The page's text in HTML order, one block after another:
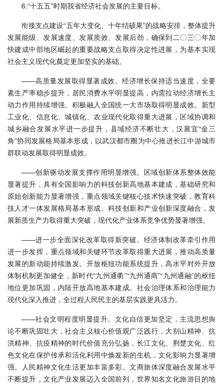
6.“十五五”时期我省经济社会发展的主要目标。
衔接支点建设“五年大变化、十年结硕果”的战略安排，整体提升
发展能级、发展速度、发展质效、发展后劲，确保到二〇三〇年加
快建成中部地区崛起的重要战略支点取得决定性进展，为基本实现
社会主义现代化奠定更加坚实的基础。
——高质量发展取得显著成效。经济增长保持适当速度，全要
素生产率稳步提升，居民消费水平明显提高，内需拉动经济增长主
动力作用持续增强。积极融入全国统一大市场取得明显成效。新型
工业化、信息化、城镇化、农业现代化取得重大进展，区域协调和
城乡融合发展水平进一步提升，县域经济不断壮大，汉襄宜“金三
角”协同发展格局基本形成，以武汉都市圈为中心推进长江中游城市
群联动发展取得明显成效。
——创新驱动发展支撑作用明显增强。区域创新体系整体效能
显著提升，具有全国影响力的科技创新高地基本建成，基础研究和
原始创新能力显著增强，重点领域关键核心技术快速突破，教育科
技人才一体发展格局基本形成。科技创新和产业创新深度融合，发
展新质生产力取得重大突破，现代化产业体系竞争优势显著增强。
——进一步全面深化改革取得新突破。经济体制改革牵引作用
进一步发挥，重点领域和关键环节改革取得重大进展，推动高质量
发展的新动能持续激发。开放枢纽功能系统提升，高水平对外开放
体制机制更加健全，新时代“九州通衢”“九州通商”“九州通融”的枢纽
地位更加巩固，内陆开放高地基本建成。社会治理体系和治理能力
现代化深入推进，全过程人民民主的基层实践更具活力。
——社会文明程度明显提升。文化自信更加坚定，主流思想舆
论不断巩固壮大，社会主义核心价值观广泛践行，大别山精神、抗
洪精神、抗疫精神的时代价值充分弘扬，长江文化、荆楚文化、红
色文化在保护传承和活化利用中焕发新的生机，文化影响力显著增
强。人民精神文化生活更加丰富多彩。文商旅体深度融合发展水平
不断提升，文化产业发展迈入全国前列，世界知名文化旅游目的地